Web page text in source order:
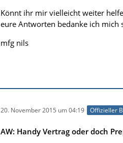
Könnt ihr mir vielleicht weiter
eure Antworten bedanke ich mich
mfg nils
20. November 2015 um 04:19 Offizieller
AW: Handy Vertrag oder doch